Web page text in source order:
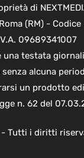
di
(RM) -
09689341007
una testata
alcuna
un prodotto
n. 62 del
Tutti i diritti